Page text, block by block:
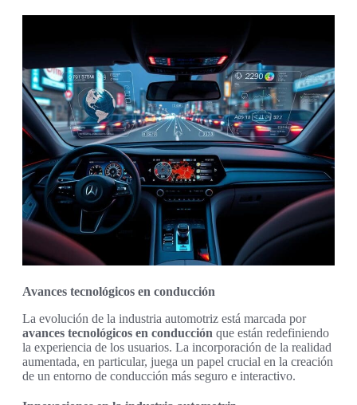
Avances tecnológicos en conducción
La evolución de la industria automotriz está marcada por
avances tecnológicos en conducción que están redefiniendo
la experiencia de los usuarios. La incorporación de la realidad
aumentada, en particular, juega un papel crucial en la creación
de un entorno de conducción más seguro e interactivo.